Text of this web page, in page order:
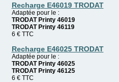
Recharge E46019 TRODAT
Adaptée pour le :
TRODAT Printy 46019
TRODAT Printy 46119
6 € TTC
Recharge E46025 TRODAT
Adaptée pour le :
TRODAT Printy 46025
TRODAT Printy 46125
6 € TTC